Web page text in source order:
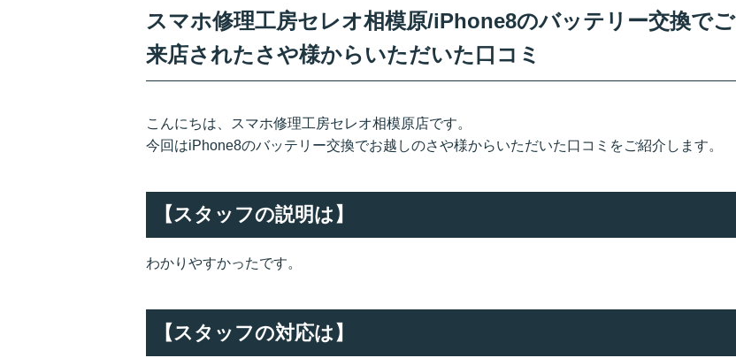
スマホ修理工房セレオ相模原/iPhone8のバッテリー交換でご
来店されたさや様からいただいた口コミ
こんにちは、スマホ修理工房セレオ相模原店です。
今回はiPhone8のバッテリー交換でお越しのさや様からいただいた口コミをご紹介します。
【スタッフの説明は】
わかりやすかったです。
【スタッフの対応は】